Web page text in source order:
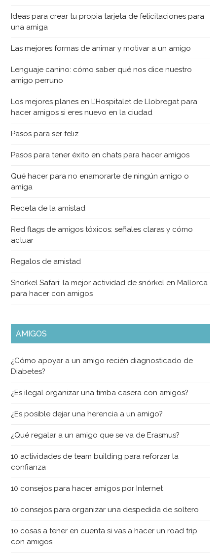
Ideas para crear tu propia tarjeta de felicitaciones para
una amiga
Las mejores formas de animar y motivar a un amigo
Lenguaje canino: cómo saber qué nos dice nuestro
amigo perruno
Los mejores planes en L’Hospitalet de Llobregat para
hacer amigos si eres nuevo en la ciudad
Pasos para ser feliz
Pasos para tener éxito en chats para hacer amigos
Qué hacer para no enamorarte de ningún amigo o
amiga
Receta de la amistad
Red flags de amigos tóxicos: señales claras y cómo
actuar
Regalos de amistad
Snorkel Safari: la mejor actividad de snórkel en Mallorca
para hacer con amigos
AMIGOS
¿Cómo apoyar a un amigo recién diagnosticado de
Diabetes?
¿Es ilegal organizar una timba casera con amigos?
¿Es posible dejar una herencia a un amigo?
¿Qué regalar a un amigo que se va de Erasmus?
10 actividades de team building para reforzar la
confianza
10 consejos para hacer amigos por Internet
10 consejos para organizar una despedida de soltero
10 cosas a tener en cuenta si vas a hacer un road trip
con amigos